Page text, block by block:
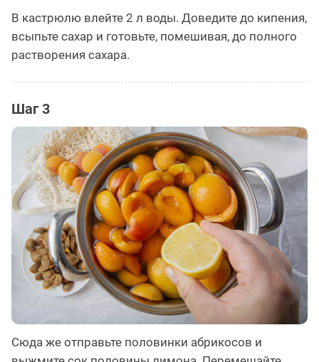
В кастрюлю влейте 2 л воды. Доведите до кипения,
всыпьте сахар и готовьте, помешивая, до полного
растворения сахара.
Шаг 3
Сюда же отправьте половинки абрикосов и